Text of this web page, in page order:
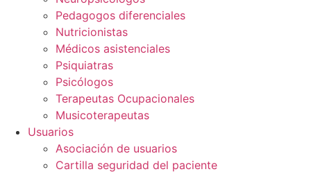
Pedagogos diferenciales
Nutricionistas
Médicos asistenciales
Psiquiatras
Psicólogos
Terapeutas Ocupacionales
Musicoterapeutas
Usuarios
Asociación de usuarios
Cartilla seguridad del paciente